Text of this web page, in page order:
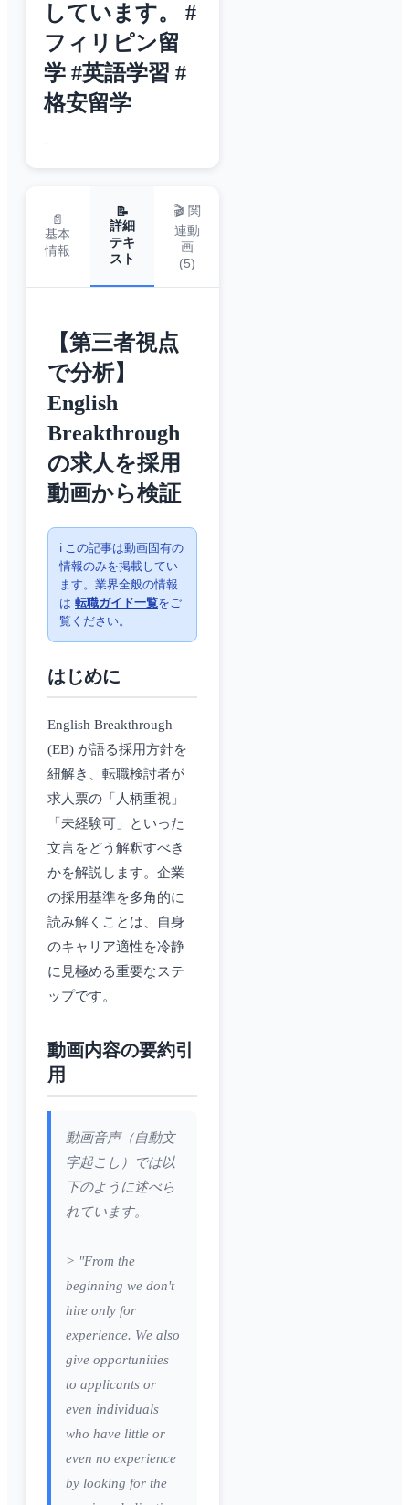
しています。 #
フィリピン留
学 #英語学習 #
格安留学
-
📄
基本
情報
📝
詳細
テキ
スト
🎬 関
連動
画
(5)
【第三者視点
で分析】
English
Breakthrough
の求人を採用
動画から検証
ℹ️ この記事は動画固有の
情報のみを掲載してい
ます。業界全般の情報
は 転職ガイド一覧をご
覧ください。
はじめに
English Breakthrough
(EB) が語る採用方針を
紐解き、転職検討者が
求人票の「人柄重視」
「未経験可」といった
文言をどう解釈すべき
かを解説します。企業
の採用基準を多角的に
読み解くことは、自身
のキャリア適性を冷静
に見極める重要なステ
ップです。
動画内容の要約引
用
動画音声（自動文
字起こし）では以
下のように述べら
れています。
> "From the
beginning we don't
hire only for
experience. We also
give opportunities
to applicants or
even individuals
who have little or
even no experience
by looking for the